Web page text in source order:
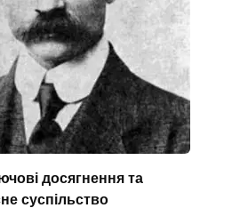
досягнення та
суспільство